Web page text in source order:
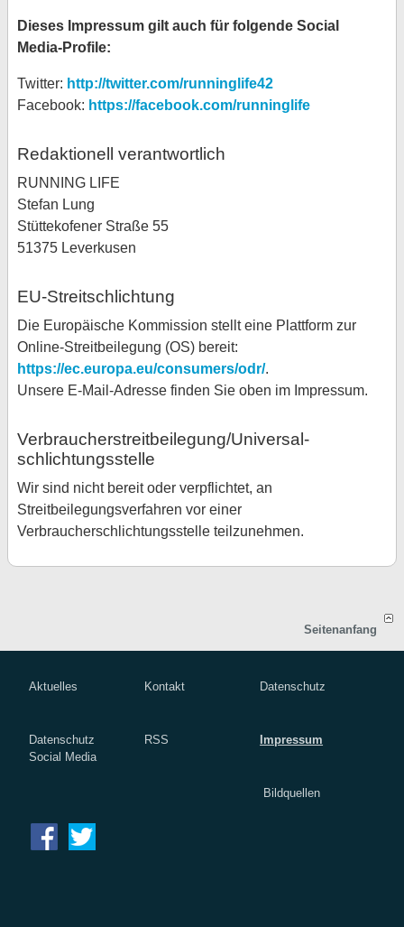
Dieses Impressum gilt auch für folgende Social
Media-Profile:
Twitter: http://twitter.com/runninglife42
Facebook: https://facebook.com/runninglife
Redaktionell verantwortlich
RUNNING LIFE
Stefan Lung
Stüttekofener Straße 55
51375 Leverkusen
EU-Streitschlichtung
Die Europäische Kommission stellt eine Plattform zur
Online-Streitbeilegung (OS) bereit:
https://ec.europa.eu/consumers/odr/.
Unsere E-Mail-Adresse finden Sie oben im Impressum.
Verbraucher­streit­beilegung/Universal­
schlichtungs­stelle
Wir sind nicht bereit oder verpflichtet, an
Streitbeilegungsverfahren vor einer
Verbraucherschlichtungsstelle teilzunehmen.
Seitenanfang
Aktuelles Kontakt Datenschutz
Datenschutz
Social Media
RSS Impressum
Bildquellen